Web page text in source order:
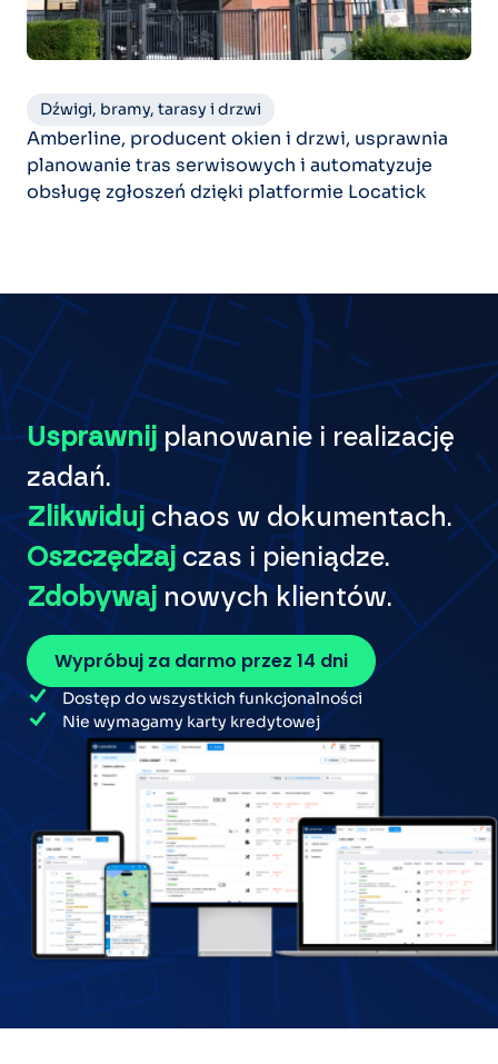
Dźwigi, bramy, tarasy i drzwi
Amberline, producent okien i drzwi, usprawnia
planowanie tras serwisowych i automatyzuje
obsługę zgłoszeń dzięki platformie Locatick
Usprawnijplanowanie i realizację
zadań.
Zlikwiduj chaos w dokumentach.
Oszczędzaj czas i pieniądze.
Zdobywaj nowych klientów.
Wypróbuj za darmo przez 14 dni
Dostęp do wszystkich funkcjonalności
Nie wymagamy karty kredytowej